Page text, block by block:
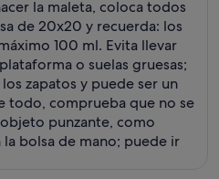
la maleta, coloca todos
de 20x20 y recuerda: los
100 ml. Evita llevar
o suelas gruesas;
zapatos y puede ser un
todo, comprueba que no se
punzante, como
la bolsa de mano; puede ir